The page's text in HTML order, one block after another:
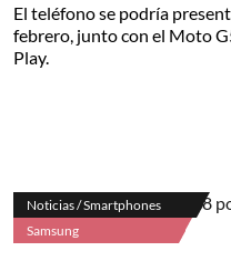
El teléfono se podría
febrero, junto con el Moto
Play.
Noticias / Smartphones
Samsung